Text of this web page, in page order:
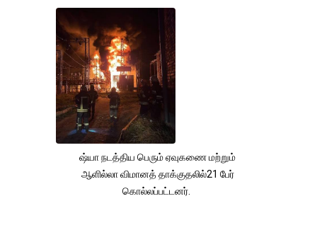
ஷ்யா நடத்திய பெரும் ஏவுகணை மற்றும்
ஆளில்லா விமானத் தாக்குதலில்21 பேர்
கொல்லப்பட்டனர்.